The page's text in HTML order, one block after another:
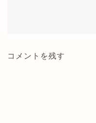
コメントを残す